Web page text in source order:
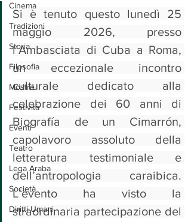
Cinema
Tradizioni
Storia
Filosofia
Mostre
Festività
Eventi
Teatro
Lega Araba
Società
Diritti Umani
Si è tenuto questo lunedì 25
maggio 2026, presso
l’Ambasciata di Cuba a Roma,
un eccezionale incontro
culturale dedicato alla
celebrazione dei 60 anni di
Biografía de un Cimarrón,
capolavoro assoluto della
letteratura testimoniale e
dell’antropologia caraibica.
L’evento ha visto la
straordinaria partecipazione del